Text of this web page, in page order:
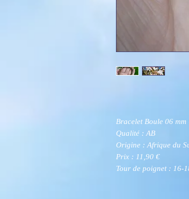
Bracelet Boule 06 mm
Qualité : AB
Origine : Afrique du
Prix : 11,90 €
Tour de poignet : 16-